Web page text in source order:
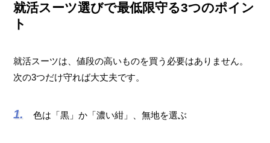
就活スーツ選びで最低限守る3つのポイン
ト
就活スーツは、値段の高いものを買う必要はありません。
次の3つだけ守れば大丈夫です。
色は「黒」か「濃い紺」、無地を選ぶ